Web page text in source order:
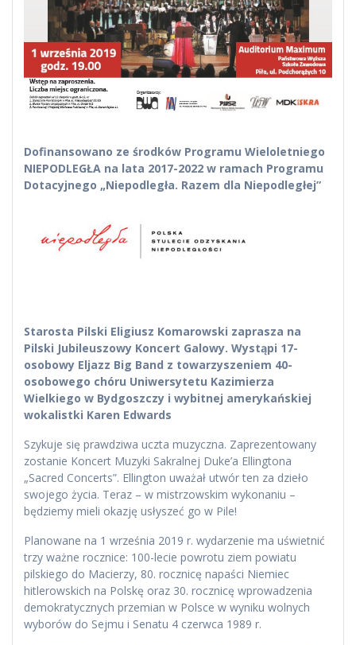
Dofinansowano ze środków Programu Wieloletniego
NIEPODLEGŁA na lata 2017-2022 w ramach Programu
Dotacyjnego „Niepodległa. Razem dla Niepodległej”
Starosta Pilski Eligiusz Komarowski zaprasza na
Pilski Jubileuszowy Koncert Galowy. Wystąpi 17-
osobowy Eljazz Big Band z towarzyszeniem 40-
osobowego chóru Uniwersytetu Kazimierza
Wielkiego w Bydgoszczy i wybitnej amerykańskiej
wokalistki Karen Edwards
Szykuje się prawdziwa uczta muzyczna. Zaprezentowany
zostanie Koncert Muzyki Sakralnej Duke’a Ellingtona
„Sacred Concerts”. Ellington uważał utwór ten za dzieło
swojego życia. Teraz – w mistrzowskim wykonaniu –
będziemy mieli okazję usłyszeć go w Pile!
Planowane na 1 września 2019 r. wydarzenie ma uświetnić
trzy ważne rocznice: 100-lecie powrotu ziem powiatu
pilskiego do Macierzy, 80. rocznicę napaści Niemiec
hitlerowskich na Polskę oraz 30. rocznicę wprowadzenia
demokratycznych przemian w Polsce w wyniku wolnych
wyborów do Sejmu i Senatu 4 czerwca 1989 r.